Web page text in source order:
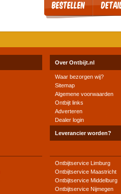
Over Ontbijt.nl
Waar bezorgen wij?
Sitemap
Algemene voorwaarden
Ontbijt links
Adverteren
Dealer login
Leverancier worden?
Ontbijtservice Limburg
Ontbijtservice Maastricht
Ontbijtservice Middelburg
Ontbijtservice Nijmegen